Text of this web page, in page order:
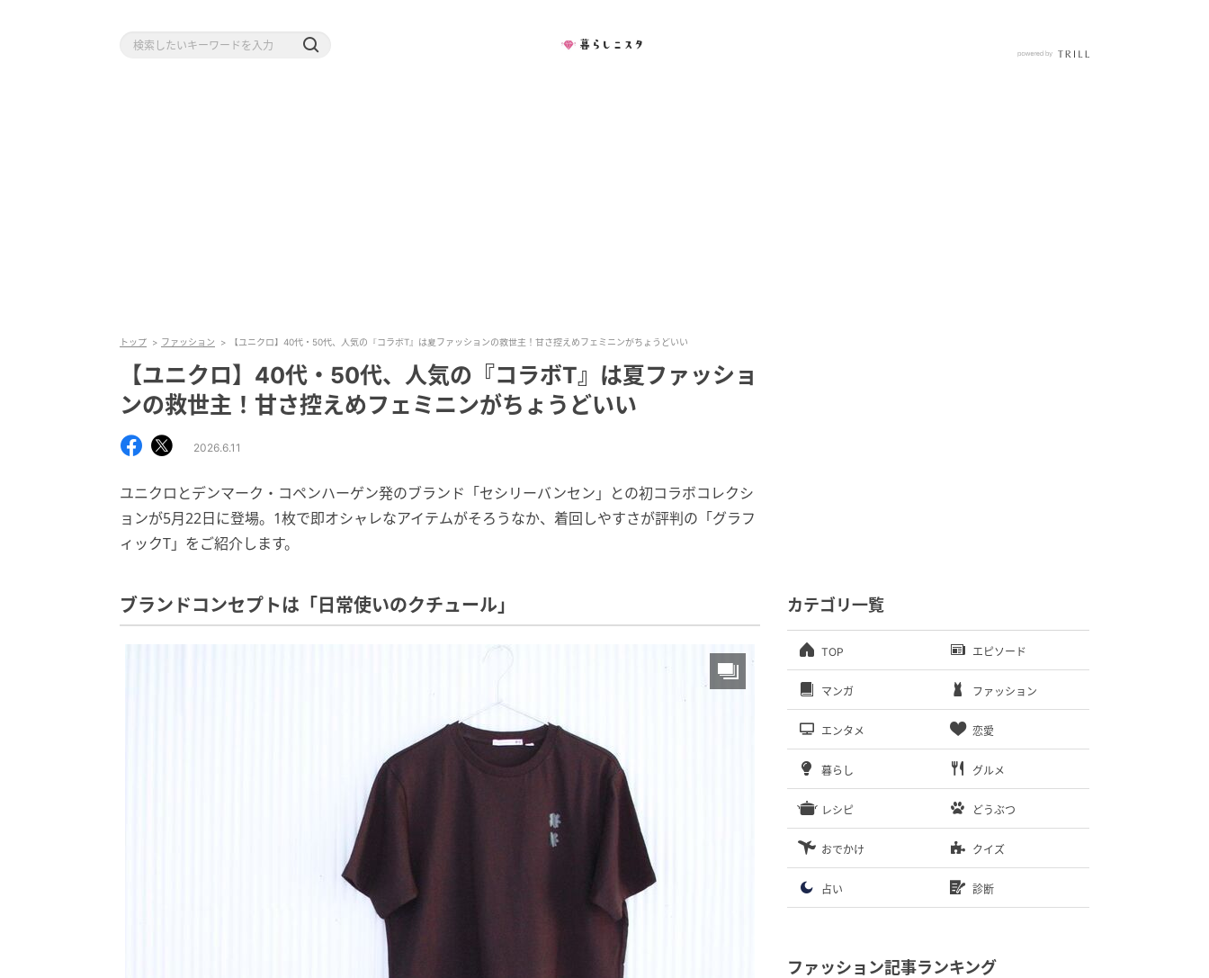
トップ ファッション 【ユニクロ】40代・50代、人気の『コラボT』は夏ファッションの救世主！甘さ控えめフェミニンがちょうどいい
【ユニクロ】40代・50代、人気の『コラボT』は夏ファッショ
ンの救世主！甘さ控えめフェミニンがちょうどいい
2026.6.11
ユニクロとデンマーク・コペンハーゲン発のブランド「セシリーバンセン」との初コラボコレクシ
ョンが5月22日に登場。1枚で即オシャレなアイテムがそろうなか、着回しやすさが評判の「グラフ
ィックT」をご紹介します。
ブランドコンセプトは「日常使いのクチュール」 カテゴリ一覧
TOP エピソード
マンガ ファッション
エンタメ 恋愛
暮らし グルメ
レシピ どうぶつ
おでかけ クイズ
占い 診断
ファッション記事ランキング